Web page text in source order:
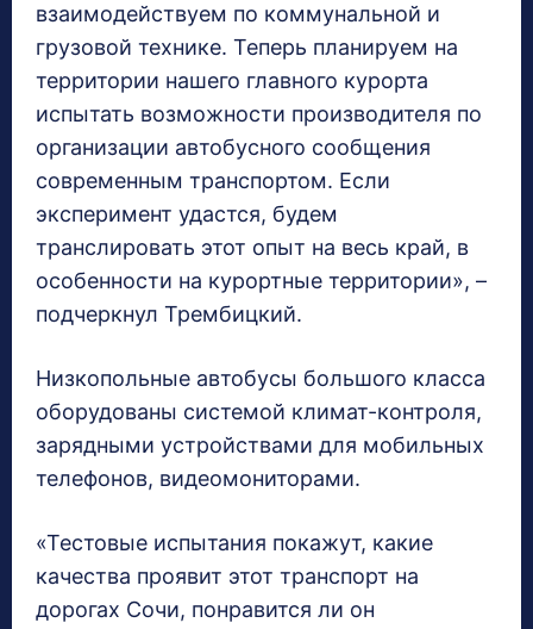
взаимодействуем по коммунальной и
грузовой технике. Теперь планируем на
территории нашего главного курорта
испытать возможности производителя по
организации автобусного сообщения
современным транспортом. Если
эксперимент удастся, будем
транслировать этот опыт на весь край, в
особенности на курортные территории», –
подчеркнул Трембицкий.
Низкопольные автобусы большого класса
оборудованы системой климат-контроля,
зарядными устройствами для мобильных
телефонов, видеомониторами.
«Тестовые испытания покажут, какие
качества проявит этот транспорт на
дорогах Сочи, понравится ли он